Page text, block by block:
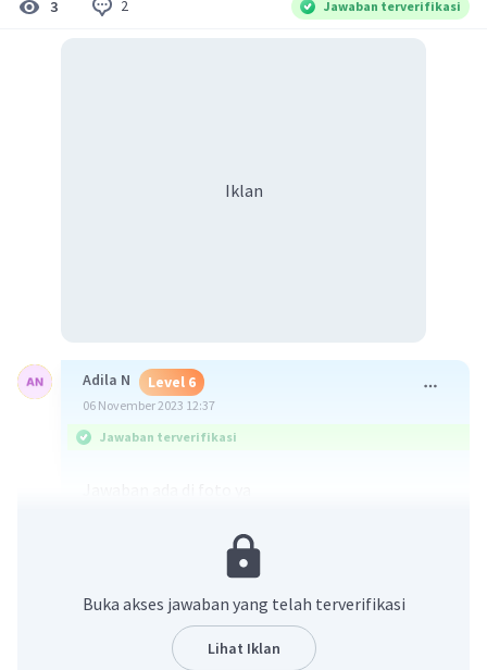
3 2 Jawaban terverifikasi
Iklan
Adila N Level 6
06 November 2023 12:37
Jawaban terverifikasi
Buka akses jawaban yang telah terverifikasi
Lihat Iklan